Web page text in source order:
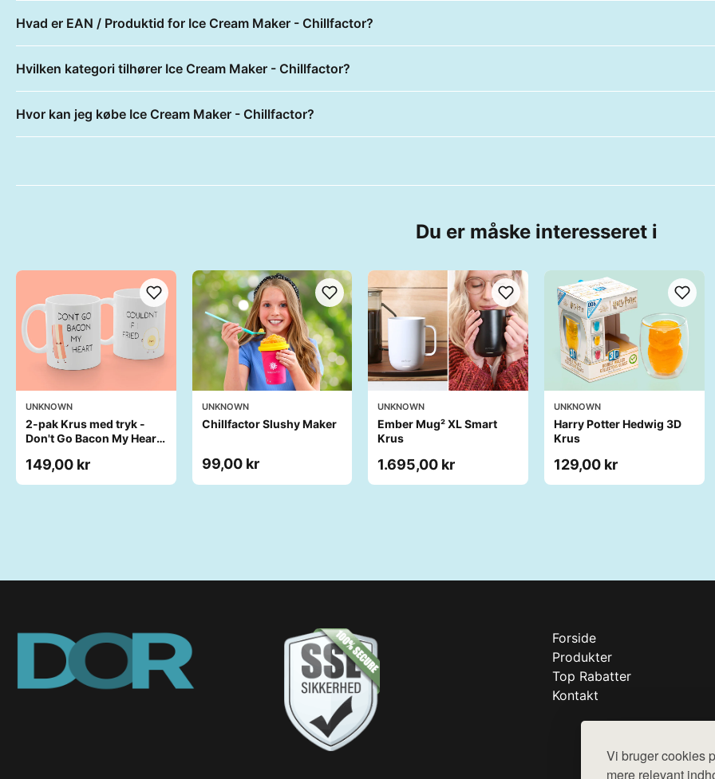
Vi bruger cookies
mere relevant
Hvad er EAN / Produktid for Ice Cream Maker - Chillfactor?
Hvilken kategori tilhører Ice Cream Maker - Chillfactor?
Hvor kan jeg købe Ice Cream Maker - Chillfactor?
Du er måske interesseret i
UNKNOWN
2-pak Krus med tryk -
Don't Go Bacon My Heart.
149,00 kr
UNKNOWN
Chillfactor Slushy Maker
99,00 kr
UNKNOWN
Ember Mug² XL Smart
Krus
1.695,00 kr
UNKNOWN
Harry Potter Hedwig 3D
Krus
129,00 kr
Forside
Produkter
Top Rabatter
Kontakt